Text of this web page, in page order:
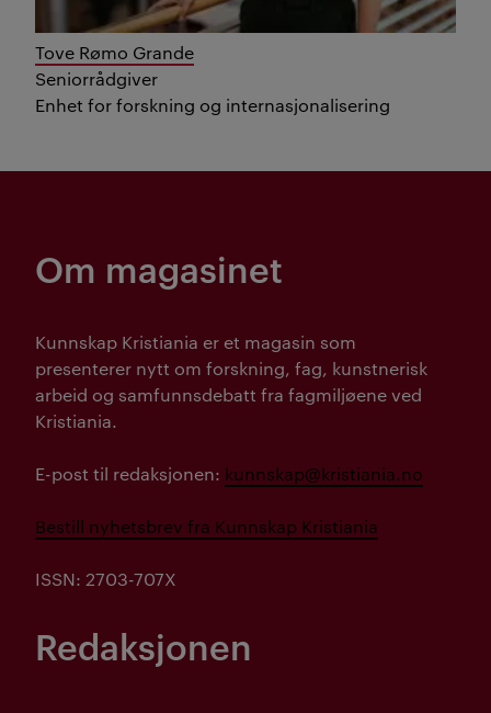
Tove Rømo Grande
Seniorrådgiver
Enhet for forskning og internasjonalisering
Om magasinet
Kunnskap Kristiania er et magasin som
presenterer nytt om forskning, fag, kunstnerisk
arbeid og samfunnsdebatt fra fagmiljøene ved
Kristiania.
E-post til redaksjonen: kunnskap@kristiania.no
Bestill nyhetsbrev fra Kunnskap Kristiania
ISSN: 2703-707X
Redaksjonen